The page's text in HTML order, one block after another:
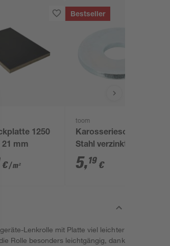
1250
21 mm
€/ m²
Bestseller
toom
Karosseriescheiben
Stahl verzinkt M8 8,4
mm 40 Stück
5,19 €
Lenkrolle mit Platte viel leichter
Rolle besonders leichtgängig, dank